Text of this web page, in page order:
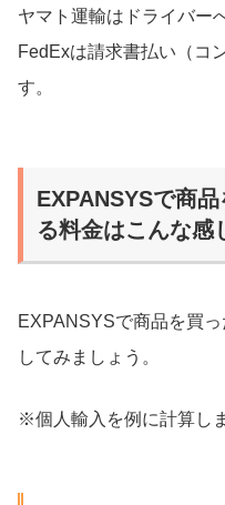
ヤマト運輸はドライバー
FedExは請求書払い（コ
す。
EXPANSYSで商
る料金はこんな感
EXPANSYSで商品を買
してみましょう。
※個人輸入を例に計算し